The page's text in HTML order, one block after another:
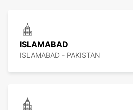
ISLAMABAD
ISLAMABAD - PAKISTAN